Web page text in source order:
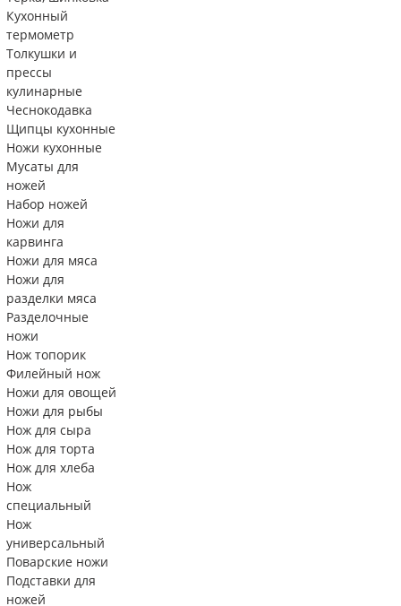
Кухонный
термометр
Толкушки и
прессы
кулинарные
Чеснокодавка
Щипцы кухонные
Ножи кухонные
Мусаты для
ножей
Набор ножей
Ножи для
карвинга
Ножи для мяса
Ножи для
разделки мяса
Разделочные
ножи
Нож топорик
Филейный нож
Ножи для овощей
Ножи для рыбы
Нож для сыра
Нож для торта
Нож для хлеба
Нож
специальный
Нож
универсальный
Поварские ножи
Подставки для
ножей